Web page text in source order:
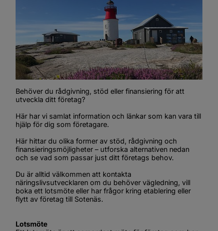
Behöver du rådgivning, stöd eller finansiering för att
utveckla ditt företag?
Här har vi samlat information och länkar som kan vara till
hjälp för dig som företagare.
Här hittar du olika former av stöd, rådgivning och
finansieringsmöjligheter – utforska alternativen nedan
och se vad som passar just ditt företags behov.
Du är alltid välkommen att kontakta
näringslivsutvecklaren om du behöver vägledning, vill
boka ett lotsmöte eller har frågor kring etablering eller
flytt av företag till Sotenäs.
Lotsmöte